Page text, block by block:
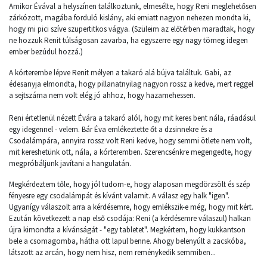
Amikor Évával a helyszínen találkoztunk, elmesélte, hogy Reni meglehetősen
zárkózott, magába forduló kislány, aki emiatt nagyon nehezen mondta ki,
hogy mi pici szíve szupertitkos vágya. (Szüleim az előtérben maradtak, hogy
ne hozzuk Renit túlságosan zavarba, ha egyszerre egy nagy tömeg idegen
ember bezúdul hozzá.)
A kórterembe lépve Renit mélyen a takaró alá bújva találtuk. Gabi, az
édesanyja elmondta, hogy pillanatnyilag nagyon rossz a kedve, mert reggel
a sejtszáma nem volt elég jó ahhoz, hogy hazamehessen.
Reni értetlenül nézett Évára a takaró alól, hogy mit keres bent nála, ráadásul
egy idegennel - velem. Bár Éva emlékeztette őt a dzsinnekre és a
Csodalámpára, annyira rossz volt Reni kedve, hogy semmi ötlete nem volt,
mit kereshetünk ott, nála, a kórteremben. Szerencsénkre megengedte, hogy
megpróbáljunk javítani a hangulatán.
Megkérdeztem tőle, hogy jól tudom-e, hogy alaposan megdörzsölt és szép
fényesre egy csodalámpát és kívánt valamit. A válasz egy halk "igen".
Ugyanígy válaszolt arra a kérdésemre, hogy emlékszik-e még, hogy mit kért.
Ezután következett a nap első csodája: Reni (a kérdésemre válaszul) halkan
újra kimondta a kívánságát - "egy tabletet". Megkértem, hogy kukkantson
bele a csomagomba, hátha ott lapul benne. Ahogy belenyúlt a zacskóba,
látszott az arcán, hogy nem hisz, nem reménykedik semmiben...